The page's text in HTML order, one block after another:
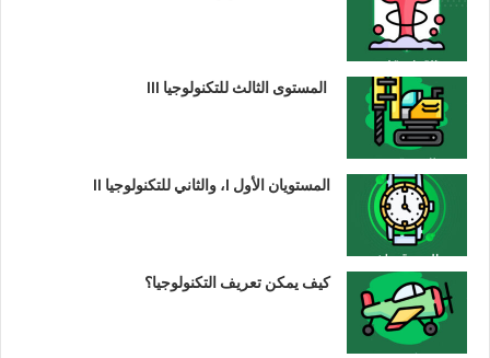
المستوى الثالث للتكنولوجيا III
المستويان الأول I، والثاني للتكنولوجيا II
كيف يمكن تعريف التكنولوجيا؟